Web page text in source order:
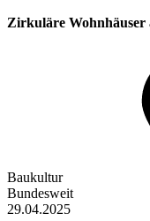
Zirkuläre
Baukultur
Bundesweit
29.04.2025